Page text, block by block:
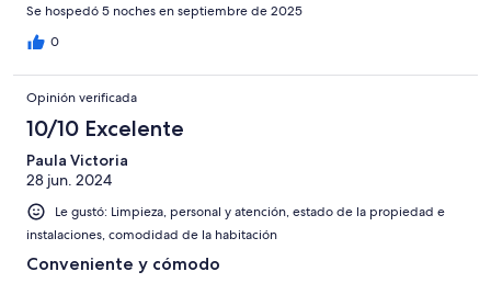
Se hospedó 5 noches en septiembre de 2025
0
Opinión verificada
10/10 Excelente
Paula Victoria
28 jun. 2024
Le gustó: Limpieza, personal y atención, estado de la propiedad e
instalaciones, comodidad de la habitación
Conveniente y cómodo